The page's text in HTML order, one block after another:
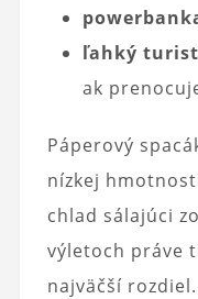
ľahký
ak
Páperový
nízkej
chlad sálajúci
výletoch práve
najväčší rozdiel.